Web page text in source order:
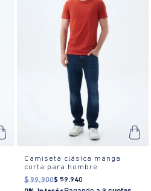
Camiseta clásica manga
corta para hombre
$ 99.900$ 59.940